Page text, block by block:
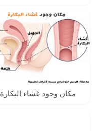
مكان وجود غشاء البكارة